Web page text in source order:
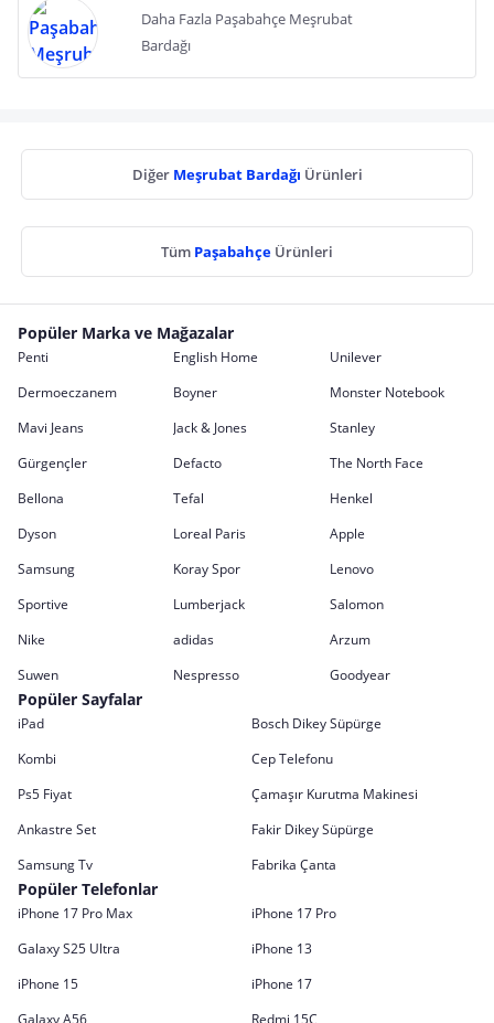
Daha Fazla Paşabahçe Meşrubat
Bardağı
Diğer Meşrubat Bardağı Ürünleri
Tüm Paşabahçe Ürünleri
Popüler Marka ve Mağazalar
Penti English Home
Unilever
Dermoeczanem
Boyner
Monster Notebook
Mavi Jeans
Jack & Jones
Stanley
Gürgençler
Defacto
The North Face
Bellona
Tefal
Henkel
Dyson
Loreal Paris
Apple
Samsung
Koray Spor
Lenovo
Sportive
Lumberjack
Salomon
Nike
adidas
Arzum
Suwen
Nespresso Goodyear
Popüler Sayfalar
iPad
Bosch Dikey Süpürge
Kombi
Cep Telefonu
Ps5 Fiyat
Çamaşır Kurutma Makinesi
Ankastre Set
Fakir Dikey Süpürge
Samsung Tv
Fabrika Çanta
Popüler Telefonlar
iPhone 17 Pro Max
iPhone 17 Pro
Galaxy S25 Ultra
iPhone 13
iPhone 15
iPhone 17
Galaxy A56
Redmi 15C